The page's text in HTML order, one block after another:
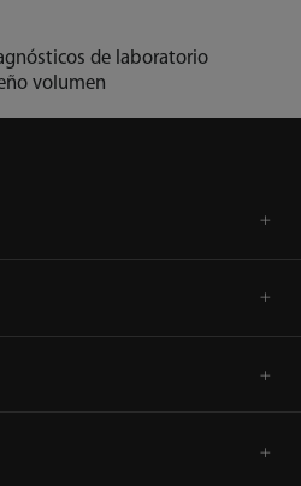
de laboratorio
volumen